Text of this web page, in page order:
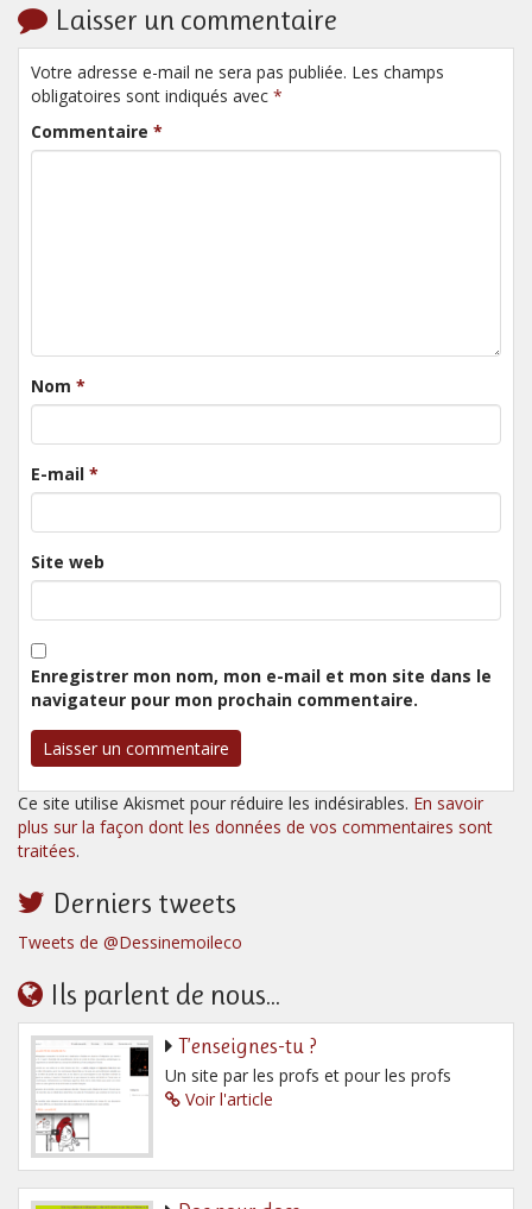
Laisser un commentaire
Votre adresse e-mail ne sera pas publiée. Les champs
obligatoires sont indiqués avec *
Commentaire *
Nom *
E-mail *
Site web
Enregistrer mon nom, mon e-mail et mon site dans le
navigateur pour mon prochain commentaire.
Ce site utilise Akismet pour réduire les indésirables. En savoir
plus sur la façon dont les données de vos commentaires sont
traitées.
Derniers tweets
Tweets de @Dessinemoileco
Ils parlent de nous...
T’enseignes-tu ?
Un site par les profs et pour les profs
Voir l'article